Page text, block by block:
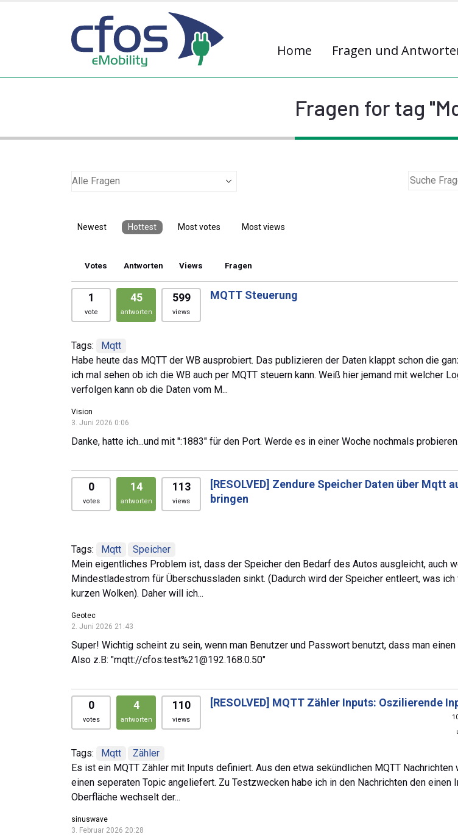
Home Fragen und
Fragen for tag
Newest Hottest Most votes Most views
Votes Antworten Views Fragen
1
vote
45
antworten
599
views
MQTT Steuerung
Tags:
Mqtt
Habe heute das MQTT der WB ausprobiert. Das publizieren der Daten klappt schon die
ich mal sehen ob ich die WB auch per MQTT steuern kann. Weiß hier jemand mit welcher
verfolgen kann ob die Daten vom M...
Vision
3. Juni 2026 0:06
Danke, hatte ich...und mit ":1883" für den Port. Werde es in einer Woche nochmals
0
votes
14
antworten
113
views
[RESOLVED] Zendure Speicher Daten über Mqtt
bringen
Tags: Mqtt
Speicher
Mein eigentliches Problem ist, dass der Speicher den Bedarf des Autos ausgleicht, auch
Mindestladestrom für Überschussladen sinkt. (Dadurch wird der Speicher entleert, was
kurzen Wolken). Daher will ich...
Geotec
2. Juni 2026 21:43
Super! Wichtig scheint zu sein, wenn man Benutzer und Passwort benutzt, dass man
Also z.B: "mqtt://cfos:test%21@192.168.0.50"
0
votes
4
antworten
110
views
[RESOLVED] MQTT Zähler Inputs: Oszilierende
Tags: Mqtt
Zähler
Es ist ein MQTT Zähler mit Inputs definiert. Aus den etwa sekündlichen MQTT
einen seperaten Topic angeliefert. Zu Testzwecken habe ich in den Nachrichten den einen
Oberfläche wechselt der...
sinuswave
3. Februar 2026 20:28